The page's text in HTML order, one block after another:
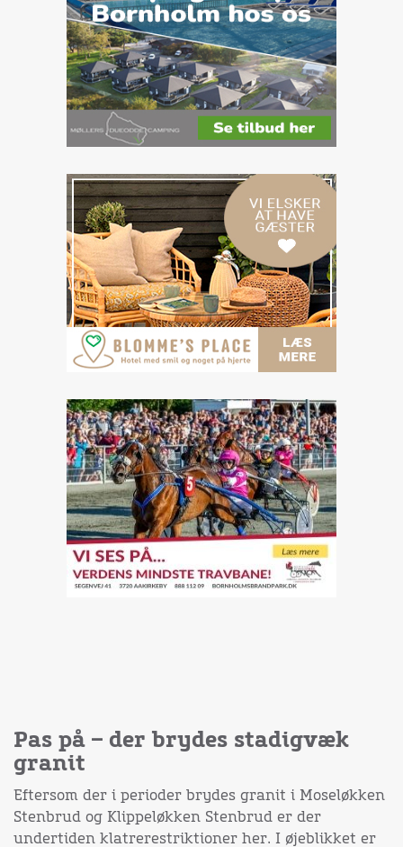
Pas på – der brydes stadigvæk
granit
Eftersom der i perioder brydes granit i Moseløkken
Stenbrud og Klippeløkken Stenbrud er der
undertiden klatrerestriktioner her. I øjeblikket er